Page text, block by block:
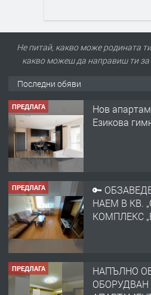
Не питай, какво може родината
какво можеш да направиш ти
Последни обяви
ПРЕДЛАГА
Нов
Езикова
ПРЕДЛАГА
🔑
НАЕМ В КВ.
КОМПЛЕКС
ПРЕДЛАГА
НАПЪЛНО
ОБОРУДВАН